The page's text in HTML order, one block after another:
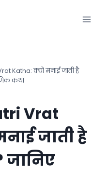
Katha: क्यों मनाई जाती है
कथा
Vrat
जाती है
जानिए